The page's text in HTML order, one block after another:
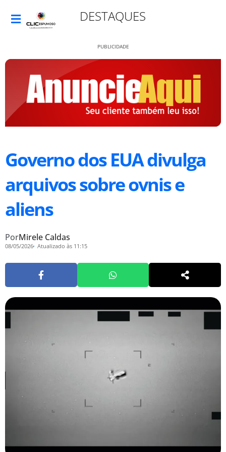
DESTAQUES
PUBLICIDADE
Governo dos EUA divulga
arquivos sobre ovnis e
aliens
PorMirele Caldas
08/05/2026 Atualizado às 11:15